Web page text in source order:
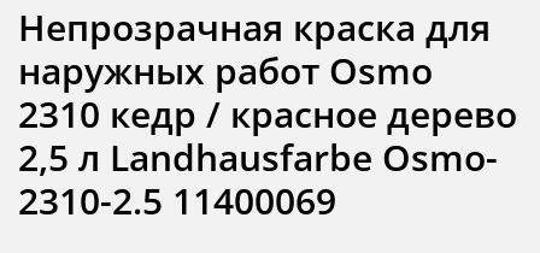
Непрозрачная краска для
наружных работ Osmo
2310 кедр / красное дерево
2,5 л Landhausfarbe Osmo-
2310-2.5 11400069